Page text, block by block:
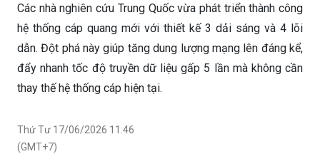
Các nhà nghiên cứu Trung Quốc vừa phát triển thành công
hệ thống cáp quang mới với thiết kế 3 dải sáng và 4 lõi
dẫn. Đột phá này giúp tăng dung lượng mạng lên đáng kể,
đẩy nhanh tốc độ truyền dữ liệu gấp 5 lần mà không cần
thay thế hệ thống cáp hiện tại.
Thứ Tư 17/06/2026 11:46
(GMT+7)